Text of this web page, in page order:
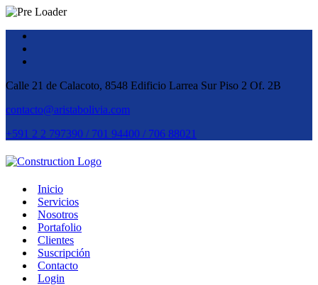
Calle 21 de Calacoto, 8548 Edificio Larrea Sur Piso 2 Of. 2B
contacto@aristabolivia.com
+591 2 2 797390 / 701 94400 / 706 88021
Inicio
Servicios
Nosotros
Portafolio
Clientes
Suscripción
Contacto
Login